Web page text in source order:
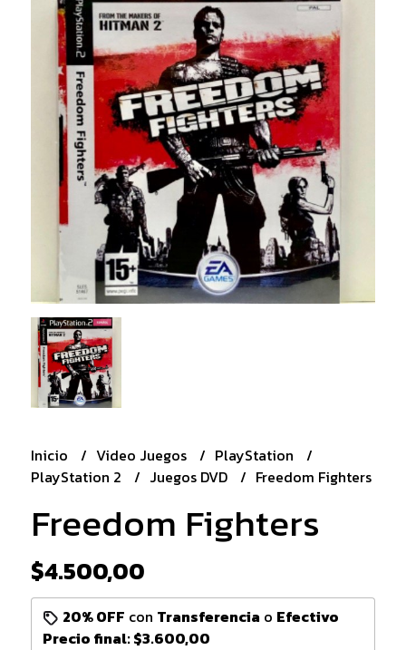
Inicio Video Juegos
PlayStation
PlayStation 2
Juegos DVD Freedom Fighters
Freedom Fighters
$4.500,00
20% OFF con Transferencia o Efectivo
Precio final:$3.600,00